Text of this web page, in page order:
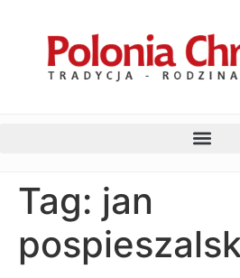
Tag: jan